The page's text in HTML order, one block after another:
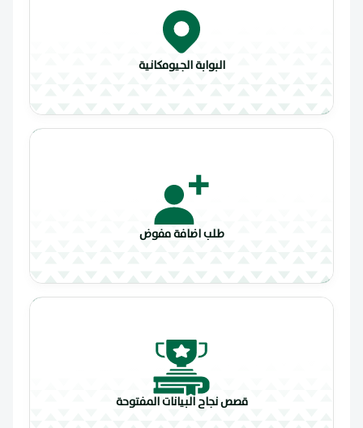
البوابة الجيومكانية
طلب اضافة مفوض
قصص نجاح البيانات المفتوحة